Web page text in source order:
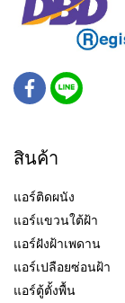
สินค้า
แอร์ติดผนัง
แอร์แขวนใต้ฝ้า
แอร์ฝังฝ้าเพดาน
แอร์เปลือยซ่อนฝ้า
แอร์ตู้ตั้งพื้น